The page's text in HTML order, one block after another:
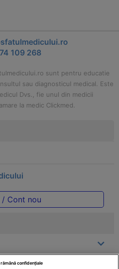
109 268
sunt pentru educatie
sau diagnosticul medical. Este
Dvs., fie unul din medicii
la medic Clickmed.
/ Cont nou
confidențiale